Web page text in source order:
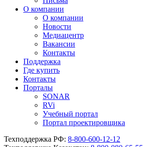
О компании
О компании
Новости
Медиацентр
Вакансии
Контакты
Поддержка
Где купить
Контакты
Порталы
SONAR
RVi
Учебный портал
Портал проектировщика
Техподдержка РФ: 8-800-600-12-12